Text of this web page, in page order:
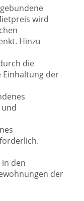
wird
Hinzu
die
Einhaltung der
den
der